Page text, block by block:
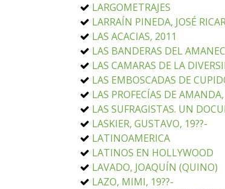
LARGOMETRAJES
LARRAÍN PINEDA, JOSÉ
LAS ACACIAS, 2011
LAS BANDERAS DEL
LAS CAMARAS DE LA
LAS EMBOSCADAS DE
LAS PROFECÍAS DE
LAS SUFRAGISTAS. UN
LASKIER, GUSTAVO, 19??-
LATINOAMERICA
LATINOS EN HOLLYWOOD
LAVADO, JOAQUÍN (QUINO)
LAZO, MIMI, 19??-